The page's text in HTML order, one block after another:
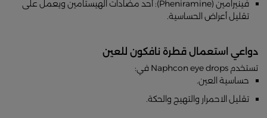
فينيرامين (Pheniramine): أحد مضادات الهيستامين ويعمل على
تقليل أعراض الحساسية.
دواعي استعمال قطرة نافكون للعين
تستخدم Naphcon eye drops في:
حساسية العين.
تقليل الاحمرار والتهيج والحكة.